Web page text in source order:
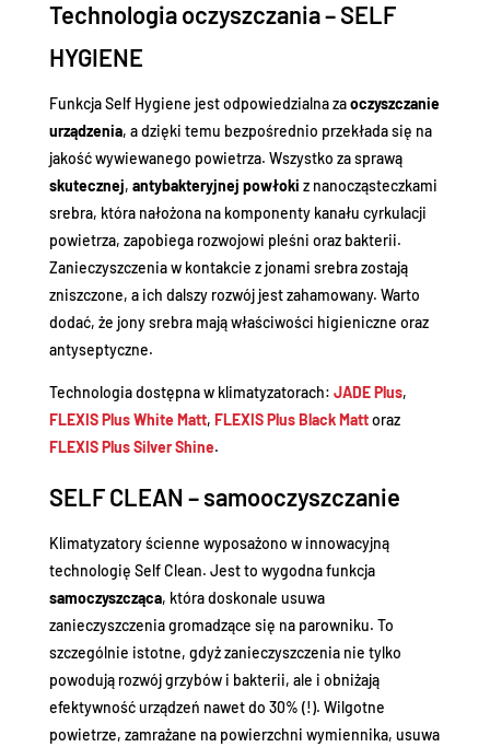
Technologia oczyszczania – SELF
HYGIENE
Funkcja Self Hygiene jest odpowiedzialna zaoczyszczanie
urządzenia, a dzięki temu bezpośrednio przekłada się na
jakość wywiewanego powietrza. Wszystko za sprawą
skutecznej, antybakteryjnej powłoki z nanocząsteczkami
srebra, która nałożona na komponenty kanału cyrkulacji
powietrza, zapobiega rozwojowi pleśni oraz bakterii.
Zanieczyszczenia w kontakcie z jonami srebra zostają
zniszczone, a ich dalszy rozwój jest zahamowany. Warto
dodać, że jony srebra mają właściwości higieniczne oraz
antyseptyczne.
Technologia dostępna w klimatyzatorach: JADE Plus,
FLEXIS Plus White Matt, FLEXIS Plus Black Mattoraz
FLEXIS Plus Silver Shine.
SELF CLEAN – samooczyszczanie
Klimatyzatory ścienne wyposażono w innowacyjną
technologię Self Clean. Jest to wygodna funkcja
samoczyszcząca, która doskonale usuwa
zanieczyszczenia gromadzące się na parowniku. To
szczególnie istotne, gdyż zanieczyszczenia nie tylko
powodują rozwój grzybów i bakterii, ale i obniżają
efektywność urządzeń nawet do 30% (!). Wilgotne
powietrze, zamrażane na powierzchni wymiennika, usuwa